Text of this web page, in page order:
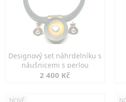
Designový set náhrdelníku s
náušnicemi s perlou
2 400 Kč
NOVÉ